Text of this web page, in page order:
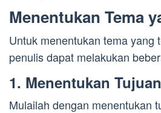
Menentukan Tema
Untuk menentukan tema yang
penulis dapat melakukan
1. Menentukan
Mulailah dengan menentukan